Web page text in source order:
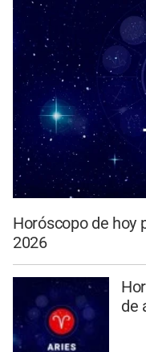
Horóscopo de hoy
2026
de